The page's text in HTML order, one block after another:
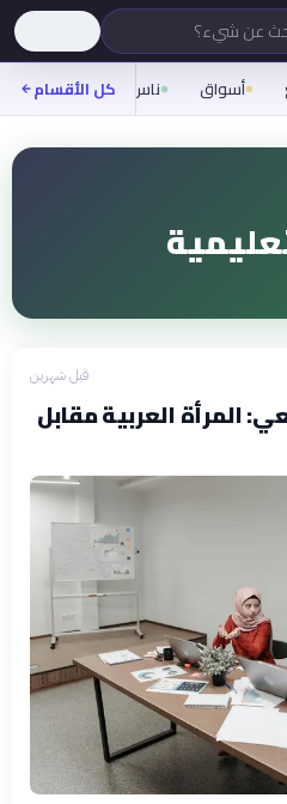
عن شيء؟
أسواق ناس روح
كل الأقسام
قبل شهرين
المرأة العربية مقابل